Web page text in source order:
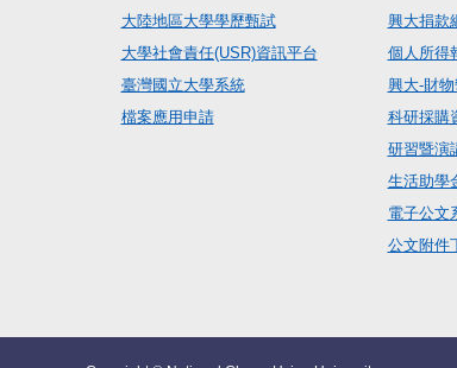
大陸地區大學學歷甄試
大學社會責任(USR)資訊平台
臺灣國立大學系統
檔案應用申請
興大捐款
個人所得
興大-財
科研採購
研習暨演
生活助學
電子公文
公文附件